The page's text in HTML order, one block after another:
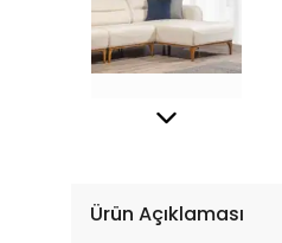
Ürün Açıklaması